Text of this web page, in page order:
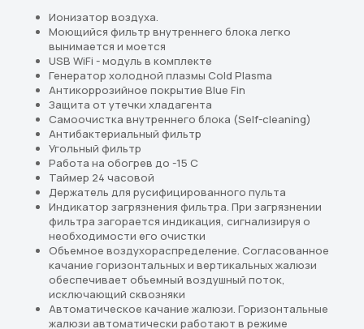
Ионизатор воздуха.
Моющийся фильтр внутреннего блока легко
вынимается и моется
USB WiFi - модуль в комплекте
Генератор холодной плазмы Cold Plasma
Антикоррозийное покрытие Blue Fin
Защита от утечки хладагента
Самоочистка внутреннего блока (Self-cleaning)
Антибактериальный фильтр
Угольный фильтр
Работа на обогрев до -15 С
Таймер 24 часовой
Держатель для русифицированного пульта
Индикатор загрязнения фильтра. При загрязнении
фильтра загорается индикация, сигнализируя о
необходимости его очистки
Объемное воздухораспределение. Согласованное
качание горизонтальных и вертикальных жалюзи
обеспечивает объемный воздушный поток,
исключающий сквозняки
Автоматическое качание жалюзи. Горизонтальные
жалюзи автоматически работают в режиме
Подберём кондиционер,
который действительно
подходит вам
Перейдите в каталог